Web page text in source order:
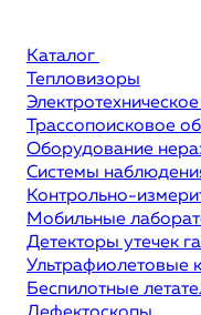
Каталог
Тепловизоры
Трассопоисковое
Оборудование
Системы
Контрольно-
Мобильные
Детекторы утечек
Ультрафиолетовые
Беспилотные